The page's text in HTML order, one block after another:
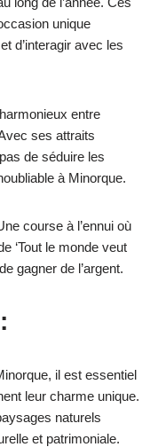
unique
d’interagir avec les
entre
ses attraits
de séduire les
à Minorque.
course à l’ennui où
‘Tout le monde veut
gagner de l’argent.
il est essentiel
leur charme unique.
naturels
et patrimoniale.